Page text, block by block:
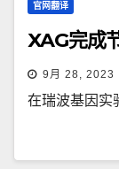
官网翻译
XAG完成
9月 28, 2023
在瑞波基因实